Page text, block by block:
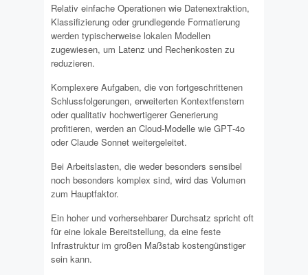
Relativ einfache Operationen wie Datenextraktion,
Klassifizierung oder grundlegende Formatierung
werden typischerweise lokalen Modellen
zugewiesen, um Latenz und Rechenkosten zu
reduzieren.
Komplexere Aufgaben, die von fortgeschrittenen
Schlussfolgerungen, erweiterten Kontextfenstern
oder qualitativ hochwertigerer Generierung
profitieren, werden an Cloud-Modelle wie GPT‐4o
oder Claude Sonnet weitergeleitet.
Bei Arbeitslasten, die weder besonders sensibel
noch besonders komplex sind, wird das Volumen
zum Hauptfaktor.
Ein hoher und vorhersehbarer Durchsatz spricht oft
für eine lokale Bereitstellung, da eine feste
Infrastruktur im großen Maßstab kostengünstiger
sein kann.